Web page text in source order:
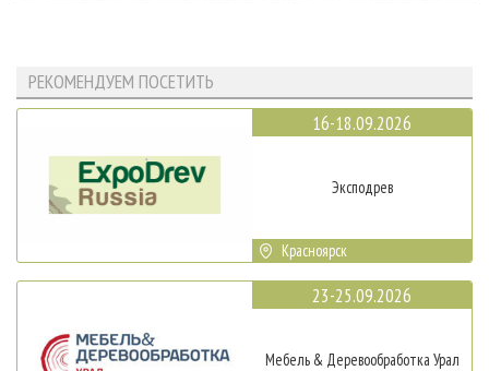
РЕКОМЕНДУЕМ ПОСЕТИТЬ
16-18.09.2026
Эксподрев
Красноярск
23-25.09.2026
Мебель & Деревообработка Урал